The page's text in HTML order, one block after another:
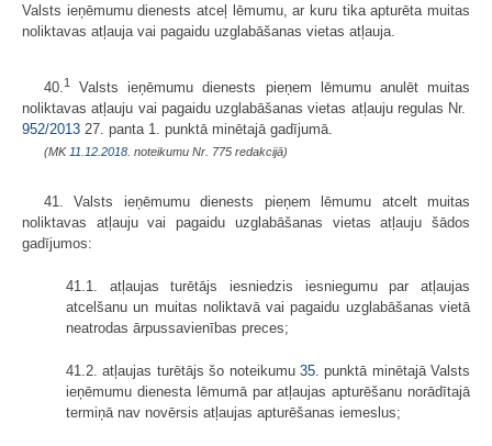
Valsts ieņēmumu dienests atceļ lēmumu, ar kuru tika apturēta muitas
noliktavas atļauja vai pagaidu uzglabāšanas vietas atļauja.
40.1
Valsts ieņēmumu dienests pieņem lēmumu anulēt muitas
noliktavas atļauju vai pagaidu uzglabāšanas vietas atļauju regulas Nr.
952/2013 27. panta 1. punktā minētajā gadījumā.
(MK11.12.2018. noteikumu Nr. 775 redakcijā)
41. Valsts ieņēmumu dienests pieņem lēmumu atcelt muitas
noliktavas atļauju vai pagaidu uzglabāšanas vietas atļauju šādos
gadījumos:
41.1. atļaujas turētājs iesniedzis iesniegumu par atļaujas
atcelšanu un muitas noliktavā vai pagaidu uzglabāšanas vietā
neatrodas ārpussavienības preces;
41.2. atļaujas turētājs šo noteikumu 35. punktā minētajā Valsts
ieņēmumu dienesta lēmumā par atļaujas apturēšanu norādītajā
termiņā nav novērsis atļaujas apturēšanas iemeslus;